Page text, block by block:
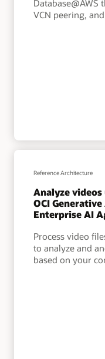
VCN peering,
Reference Architecture
Analyze
OCI
Enterprise AI
Process video
to analyze and
based on your